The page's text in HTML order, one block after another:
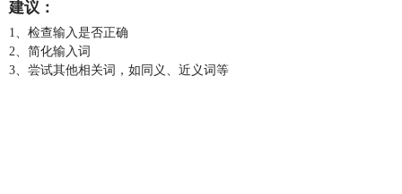
建议：
1、检查输入是否正确
2、简化输入词
3、尝试其他相关词，如同义、近义词等